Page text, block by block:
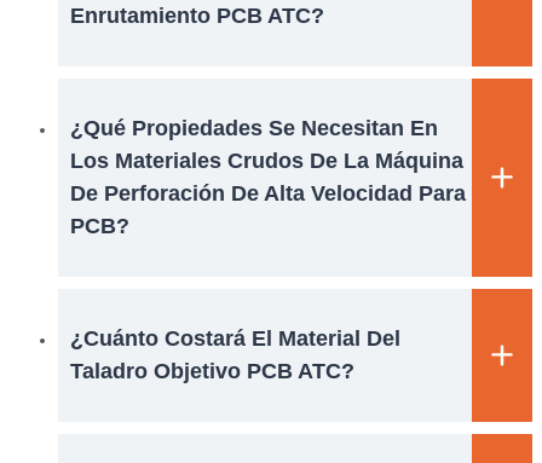
Enrutamiento PCB ATC?
¿Qué Propiedades Se Necesitan En
Los Materiales Crudos De La Máquina
De Perforación De Alta Velocidad Para
PCB?
¿Cuánto Costará El Material Del
Taladro Objetivo PCB ATC?